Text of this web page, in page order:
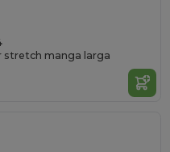
stretch manga larga